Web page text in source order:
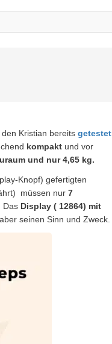
Kristian bereits getestet
kompakt und vor
und nur 4,65 kg.
Knopf) gefertigten
müssen nur 7
Das Display ( 12864) mit
seinen Sinn und Zweck.